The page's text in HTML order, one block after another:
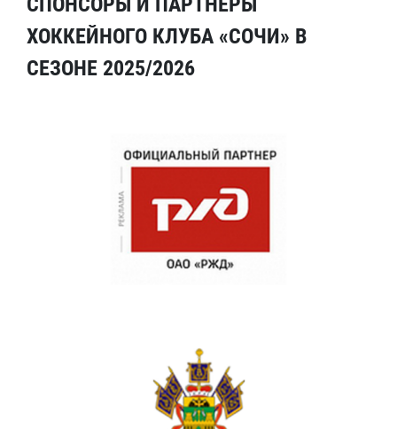
ХОККЕЙНОГО КЛУБА «СОЧИ» В
СЕЗОНЕ 2025/2026